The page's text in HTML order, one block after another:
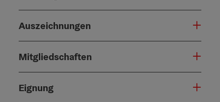
Auszeichnungen
Mitgliedschaften
Eignung